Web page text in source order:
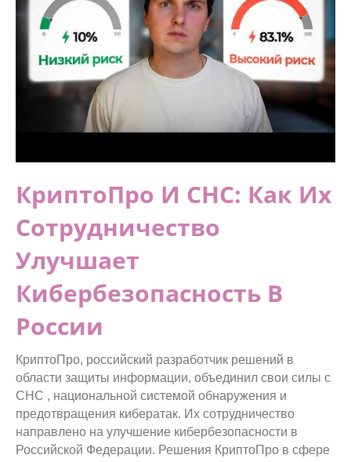
КриптоПро И СНС: Как Их
Сотрудничество
Улучшает
Кибербезопасность В
России
КриптоПро, российский разработчик решений в
области защиты информации, объединил свои силы с
СНС , национальной системой обнаружения и
предотвращения кибератак. Их сотрудничество
направлено на улучшение кибербезопасности в
Российской Федерации. Решения КриптоПро в сфере